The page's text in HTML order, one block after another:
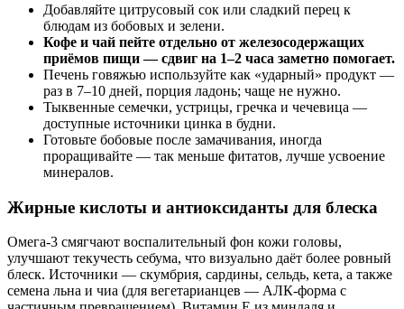
Добавляйте цитрусовый сок или сладкий перец к
блюдам из бобовых и зелени.
Кофе и чай пейте отдельно от железосодержащих
приёмов пищи — сдвиг на 1–2 часа заметно помогает.
Печень говяжью используйте как «ударный» продукт —
раз в 7–10 дней, порция ладонь; чаще не нужно.
Тыквенные семечки, устрицы, гречка и чечевица —
доступные источники цинка в будни.
Готовьте бобовые после замачивания, иногда
проращивайте — так меньше фитатов, лучше усвоение
минералов.
Жирные кислоты и антиоксиданты для блеска
Омега‑3 смягчают воспалительный фон кожи головы,
улучшают текучесть себума, что визуально даёт более ровный
блеск. Источники — скумбрия, сардины, сельдь, кета, а также
семена льна и чиа (для вегетарианцев — АЛК-форма с